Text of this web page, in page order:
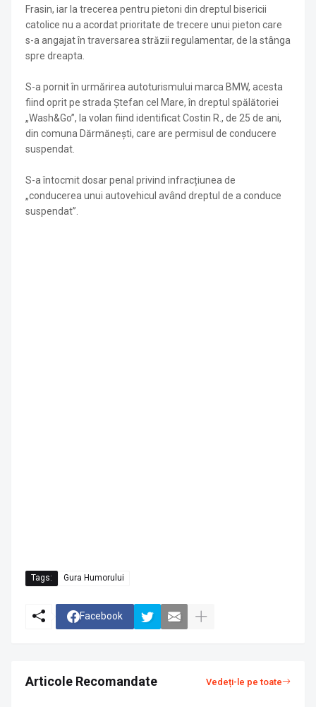
Frasin, iar la trecerea pentru pietoni din dreptul bisericii
catolice nu a acordat prioritate de trecere unui pieton care
s-a angajat în traversarea străzii regulamentar, de la stânga
spre dreapta.
S-a pornit în urmărirea autoturismului marca BMW, acesta
fiind oprit pe strada Ștefan cel Mare, în dreptul spălătoriei
„Wash&Go”, la volan fiind identificat Costin R., de 25 de ani,
din comuna Dărmănești, care are permisul de conducere
suspendat.
S-a întocmit dosar penal privind infracțiunea de
„conducerea unui autovehicul având dreptul de a conduce
suspendat”.
Tags: Gura Humorului
Facebook
Articole Recomandate Vedeți-le pe toate